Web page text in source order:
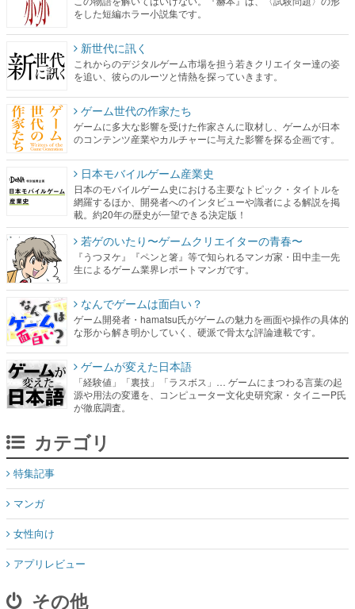
をした短編ホラー小説集です。
新世代に訊く
これからのデジタルゲーム市場を担う若きクリエイター達の姿
を追い、彼らのルーツと情熱を探っていきます。
ゲーム世代の作家たち
ゲームに多大な影響を受けた作家さんに取材し、ゲームが日本
のコンテンツ産業やカルチャーに与えた影響を探る企画です。
日本モバイルゲーム産業史
日本のモバイルゲーム史における主要なトピック・タイトルを
網羅するほか、開発者へのインタビューや識者による解説を掲
載。約20年の歴史が一望できる決定版！
若ゲのいたり〜ゲームクリエイターの青春〜
『うつヌケ』『ペンと箸』等で知られるマンガ家・田中圭一先
生によるゲーム業界レポートマンガです。
なんでゲームは面白い？
ゲーム開発者・hamatsu氏がゲームの魅力を画面や操作の具体的
な形から解き明かしていく、硬派で骨太な評論連載です。
ゲームが変えた日本語
「経験値」「裏技」「ラスボス」… ゲームにまつわる言葉の起
源や用法の変遷を、コンピューター文化史研究家・タイニーP氏
が徹底調査。
カテゴリ
特集記事
マンガ
女性向け
アプリレビュー
その他